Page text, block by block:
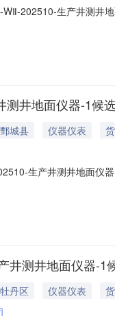
202510-生产井测井
测井地面仪器-1候
城县 仪器仪表
生产井测井地面仪
资格能力条件备注A42-
井测井地面仪器-1
丹区 仪器仪表